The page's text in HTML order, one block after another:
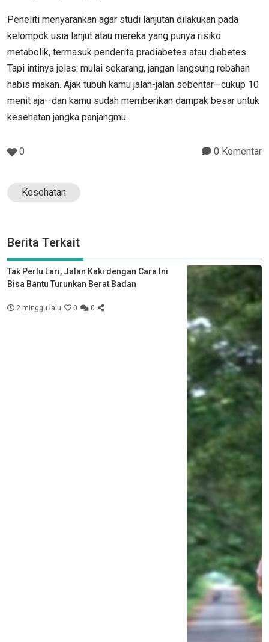
Peneliti menyarankan agar studi lanjutan dilakukan pada
kelompok usia lanjut atau mereka yang punya risiko
metabolik, termasuk penderita pradiabetes atau diabetes.
Tapi intinya jelas: mulai sekarang, jangan langsung rebahan
habis makan. Ajak tubuh kamu jalan-jalan sebentar—cukup 10
menit aja—dan kamu sudah memberikan dampak besar untuk
kesehatan jangka panjangmu.
0 0 Komentar
Kesehatan
Berita Terkait
Tak Perlu Lari, Jalan Kaki dengan Cara Ini
Bisa Bantu Turunkan Berat Badan
2 minggu lalu 0 0